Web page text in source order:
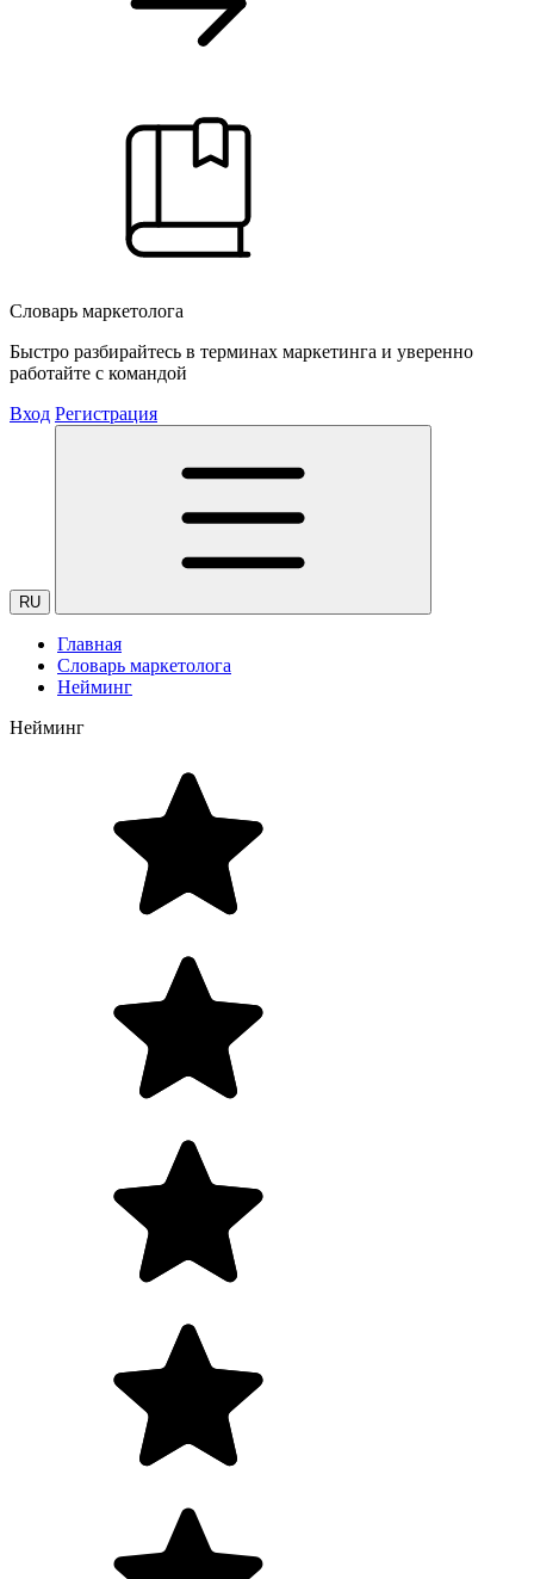
Словарь маркетолога
Быстро разбирайтесь в терминах маркетинга и уверенно
работайте с командой
Вход Регистрация
RU
Главная
Словарь маркетолога
Нейминг
Нейминг